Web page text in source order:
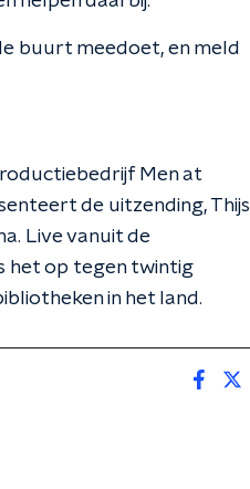
buurt meedoet, en meld
Men at
de uitzending, Thijs
Live vanuit de
het op tegen twintig
in het land.